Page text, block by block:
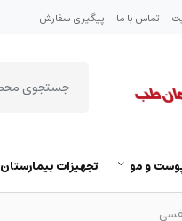
تماس با ما پیگیری سفارش
و مو تجهیزات بیمارستان